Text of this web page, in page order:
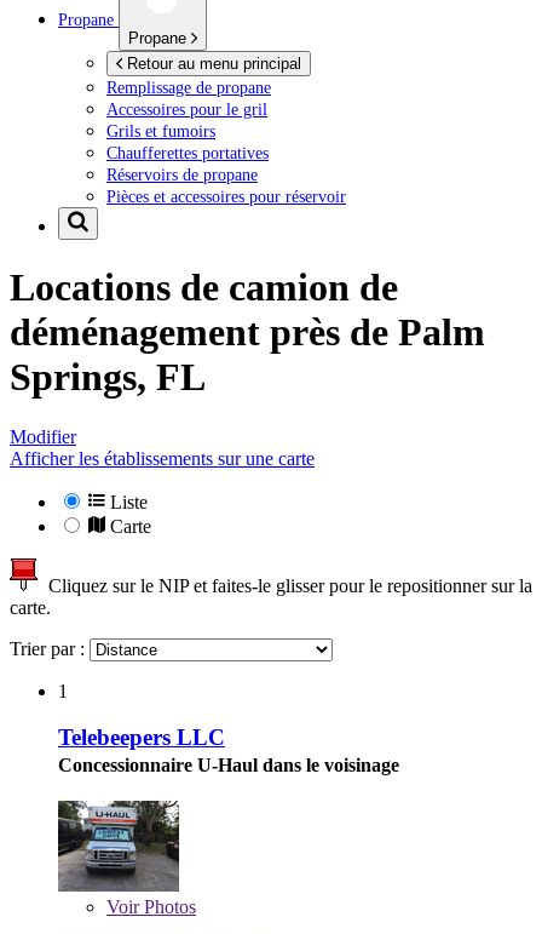
Propane
Propane
Retour au menu principal
Remplissage de propane
Accessoires pour le gril
Grils et fumoirs
Chaufferettes portatives
Réservoirs de propane
Pièces et accessoires pour réservoir
Locations de camion de
déménagement près de Palm
Springs, FL
Modifier
Afficher les établissements sur une carte
Liste
Carte
Cliquez sur le NIP et faites-le glisser pour le repositionner sur la
carte.
Trier par :
1
Telebeepers LLC
Concessionnaire U-Haul dans le voisinage
VoirPhotos